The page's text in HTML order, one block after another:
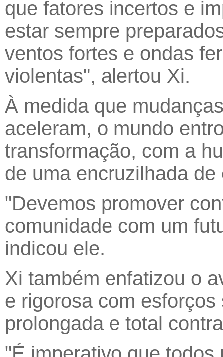
que fatores incertos e
estar sempre
ventos fortes e ondas
violentas", alertou Xi.
À medida que
aceleram, o mundo
transformação, com a
de uma encruzilhada
"Devemos promover
comunidade com um
indicou ele.
Xi também enfatizou o
e rigorosa com
prolongada e total